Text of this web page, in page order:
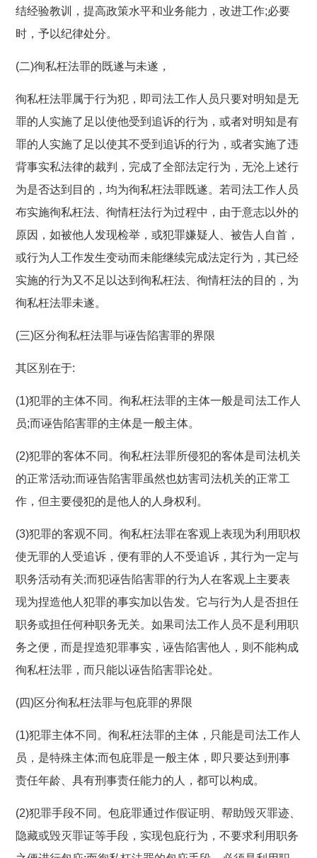
结经验教训，提高政策水平和业务能力，改进工作;必要
时，予以纪律处分。
(二)徇私枉法罪的既遂与未遂，
徇私枉法罪属于行为犯，即司法工作人员只要对明知是无
罪的人实施了足以使他受到追诉的行为，或者对明知是有
罪的人实施了足以使其不受到追诉的行为，或者实施了违
背事实私法律的裁判，完成了全部法定行为，无沦上述行
为是否达到目的，均为徇私枉法罪既遂。若司法工作人员
布实施徇私枉法、徇情枉法行为过程中，由于意志以外的
原因，如被他人发现检举，或犯罪嫌疑人、被告人自首，
或行为人工作发生变动而未能继续完成法定行为，其已经
实施的行为又不足以达到徇私枉法、徇情枉法的目的，为
徇私枉法罪未遂。
(三)区分徇私枉法罪与诬告陷害罪的界限
其区别在于:
(1)犯罪的主体不同。徇私枉法罪的主体一般是司法工作人
员;而诬告陷害罪的主体是一般主体。
(2)犯罪的客体不同。徇私枉法罪所侵犯的客体是司法机关
的正常活动;而诬告陷害罪虽然也妨害司法机关的正常工
作，但主要侵犯的是他人的人身权利。
(3)犯罪的客观不同。徇私枉法罪在客观上表现为利用职权
使无罪的人受追诉，便有罪的人不受追诉，其行为一定与
职务活动有关;而犯诬告陷害罪的行为人在客观上主要表
现为捏造他人犯罪的事实加以告发。它与行为人是否担任
职务或担任何种职务无关。如果司法工作人员不是利用职
务之便，而是捏造犯罪事实，诬告陷害他人，则不能构成
徇私枉法罪，而只能以诬告陷害罪论处。
(四)区分徇私枉法罪与包庇罪的界限
(1)犯罪主体不同。徇私枉法罪的主体，只能是司法工作人
员，是特殊主体;而包庇罪是一般主体，即只要达到刑事
责任年龄、具有刑事责任能力的人，都可以构成。
(2)犯罪手段不同。包庇罪通过作假证明、帮助毁灭罪迹、
隐藏或毁灭罪证等手段，实现包庇行为，不要求利用职务